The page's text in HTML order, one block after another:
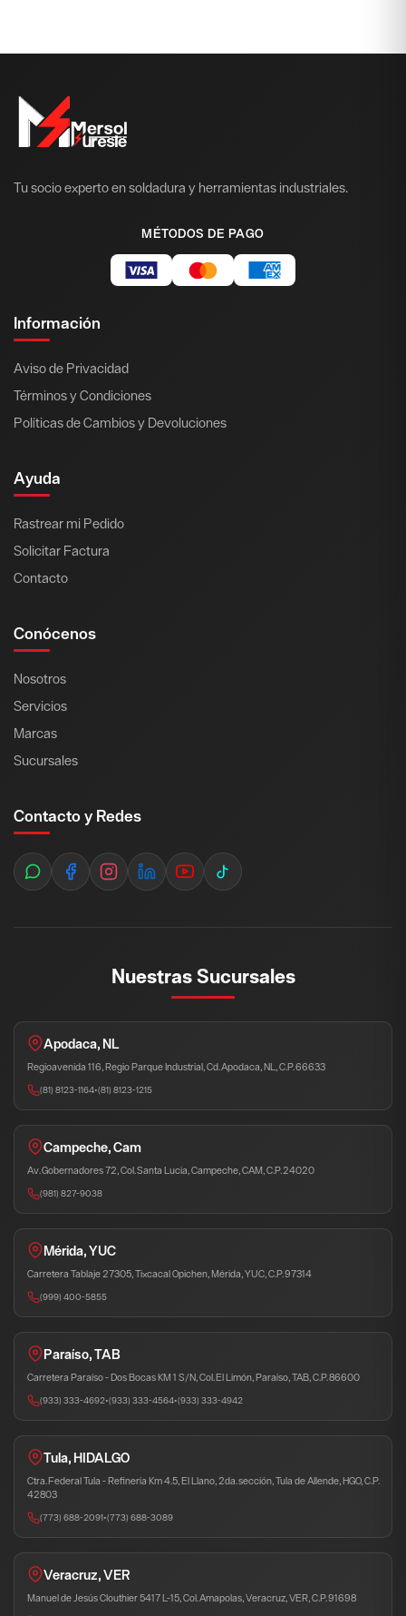
Tu socio experto en soldadura y herramientas industriales.
MÉTODOS DE PAGO
Información
Aviso de Privacidad
Términos y Condiciones
Políticas de Cambios y Devoluciones
Ayuda
Rastrear mi Pedido
Solicitar Factura
Contacto
Conócenos
Nosotros
Servicios
Marcas
Sucursales
Contacto y Redes
Nuestras Sucursales
Apodaca, NL
Regioavenida 116, Regio Parque Industrial, Cd. Apodaca, NL, C.P. 66633
(81) 8123-1164•(81) 8123-1215
Campeche, Cam
Av. Gobernadores 72, Col. Santa Lucia, Campeche, CAM, C.P. 24020
(981) 827-9038
Mérida, YUC
Carretera Tablaje 27305, Tixcacal Opichen, Mérida, YUC, C.P. 97314
(999) 400-5855
Paraíso, TAB
Carretera Paraíso - Dos Bocas KM 1 S/N, Col. El Limón, Paraíso, TAB, C.P. 86600
(933) 333-4692•(933) 333-4564•(933) 333-4942
Tula, HIDALGO
Ctra. Federal Tula - Refinería Km 4.5, El Llano, 2da. sección, Tula de Allende, HGO, C.P.
42803
(773) 688-2091•(773) 688-3089
Veracruz, VER
Manuel de Jesús Clouthier 5417 L-15, Col. Amapolas, Veracruz, VER, C.P. 91698